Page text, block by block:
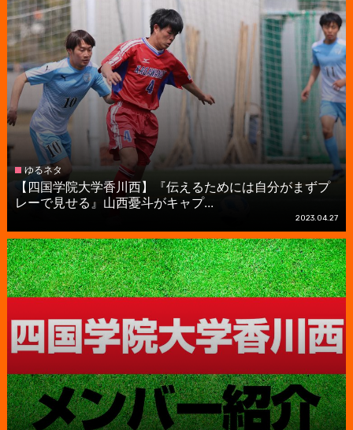
ゆるネタ
【四国学院大学香川西】『伝えるためには自分がまずプ
レーで見せる』山西憂斗がキャプ...
2023.04.27